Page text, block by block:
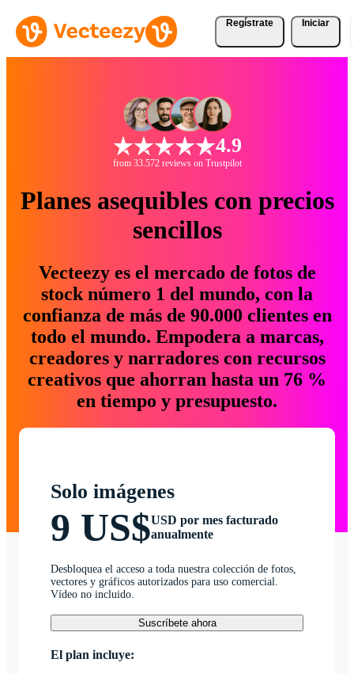
Regístrate Iniciar
4.9
from 33.572 reviews on Trustpilot
Planes asequibles con precios
sencillos
Vecteezy es el mercado de fotos de
stock número 1 del mundo, con la
confianza de más de 90.000 clientes en
todo el mundo. Empodera a marcas,
creadores y narradores con recursos
creativos que ahorran hasta un 76 %
en tiempo y presupuesto.
Solo imágenes
9 US$USD por mes facturado
anualmente
Desbloquea el acceso a toda nuestra colección de fotos,
vectores y gráficos autorizados para uso comercial.
Vídeo no incluido.
Suscríbete ahora
El plan incluye: